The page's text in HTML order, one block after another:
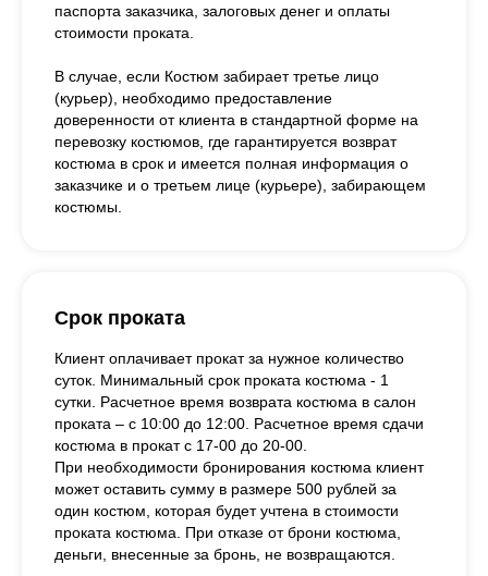
паспорта заказчика, залоговых денег и оплаты
стоимости проката.
В случае, если Костюм забирает третье лицо
(курьер), необходимо предоставление
доверенности от клиента в стандартной форме на
перевозку костюмов, где гарантируется возврат
костюма в срок и имеется полная информация о
заказчике и о третьем лице (курьере), забирающем
костюмы.
Срок проката
Клиент оплачивает прокат за нужное количество
суток. Минимальный срок проката костюма - 1
сутки. Расчетное время возврата костюма в салон
проката – с 10:00 до 12:00. Расчетное время сдачи
костюма в прокат с 17-00 до 20-00.
При необходимости бронирования костюма клиент
может оставить сумму в размере 500 рублей за
один костюм, которая будет учтена в стоимости
проката костюма. При отказе от брони костюма,
деньги, внесенные за бронь, не возвращаются.